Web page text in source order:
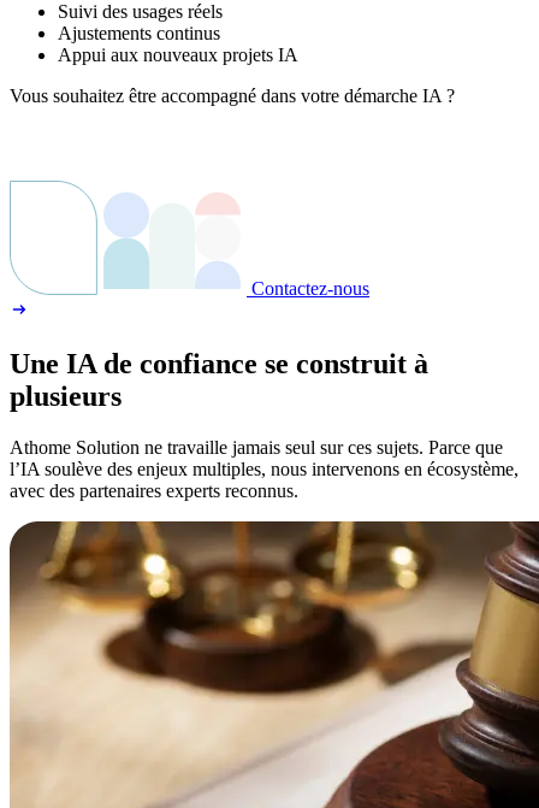
Suivi des usages réels
Ajustements continus
Appui aux nouveaux projets IA
Vous souhaitez être accompagné dans votre démarche IA ?
Contactez-nous
Une IA de confiance se construit à
plusieurs
Athome Solution ne travaille jamais seul sur ces sujets. Parce que
l’IA soulève des enjeux multiples, nous intervenons en écosystème,
avec des partenaires experts reconnus.